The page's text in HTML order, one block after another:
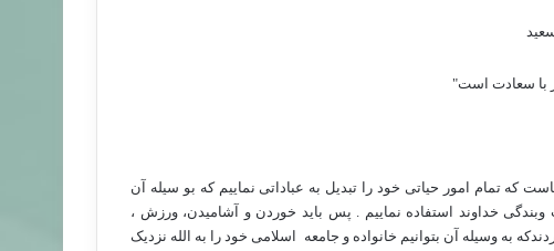
با سعادت است"
تمام امور حیاتی خود را تبدیل به عباداتی نماییم که بو سیله آن
خداوند استفاده نماییم . پس باید خوردن و آشامیدن، ورزش ،
به وسیله آن بتوانیم خانواده و جامعه
اسلامی خود را به الله نزدیک